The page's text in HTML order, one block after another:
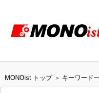
MONOist トップ > キーワード